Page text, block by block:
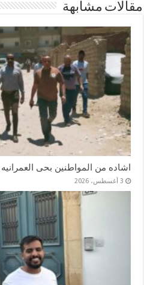
مقالات مشابهة
اشاده من المواطنين بحى
3 أغسطس، 2026